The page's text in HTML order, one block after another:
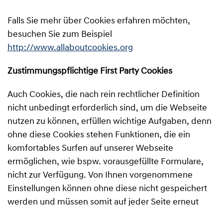
Falls Sie mehr über Cookies erfahren möchten,
besuchen Sie zum Beispiel
http://www.allaboutcookies.org
Zustimmungspflichtige First Party Cookies
Auch Cookies, die nach rein rechtlicher Definition
nicht unbedingt erforderlich sind, um die Webseite
nutzen zu können, erfüllen wichtige Aufgaben, denn
ohne diese Cookies stehen Funktionen, die ein
komfortables Surfen auf unserer Webseite
ermöglichen, wie bspw. vorausgefüllte Formulare,
nicht zur Verfügung. Von Ihnen vorgenommene
Einstellungen können ohne diese nicht gespeichert
werden und müssen somit auf jeder Seite erneut